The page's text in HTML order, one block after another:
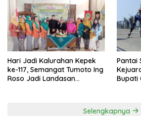
Hari Jadi Kalurahan Kepek
ke-117, Semangat Tumoto Ing
Roso Jadi Landasan
Pantai
Bupati
Selengkapnya